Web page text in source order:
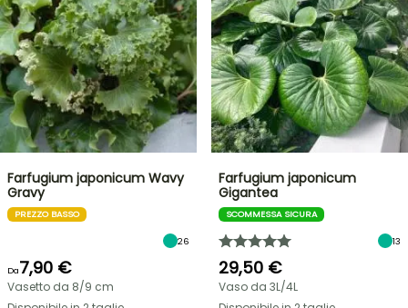
Farfugium japonicum Wavy
Gravy
PREZZO BASSO
26
Da7,90 €
Vasetto da 8/9 cm
Farfugium japonicum
Gigantea
SCOMMESSA SICURA
13
29,50 €
Vaso da 3L/4L